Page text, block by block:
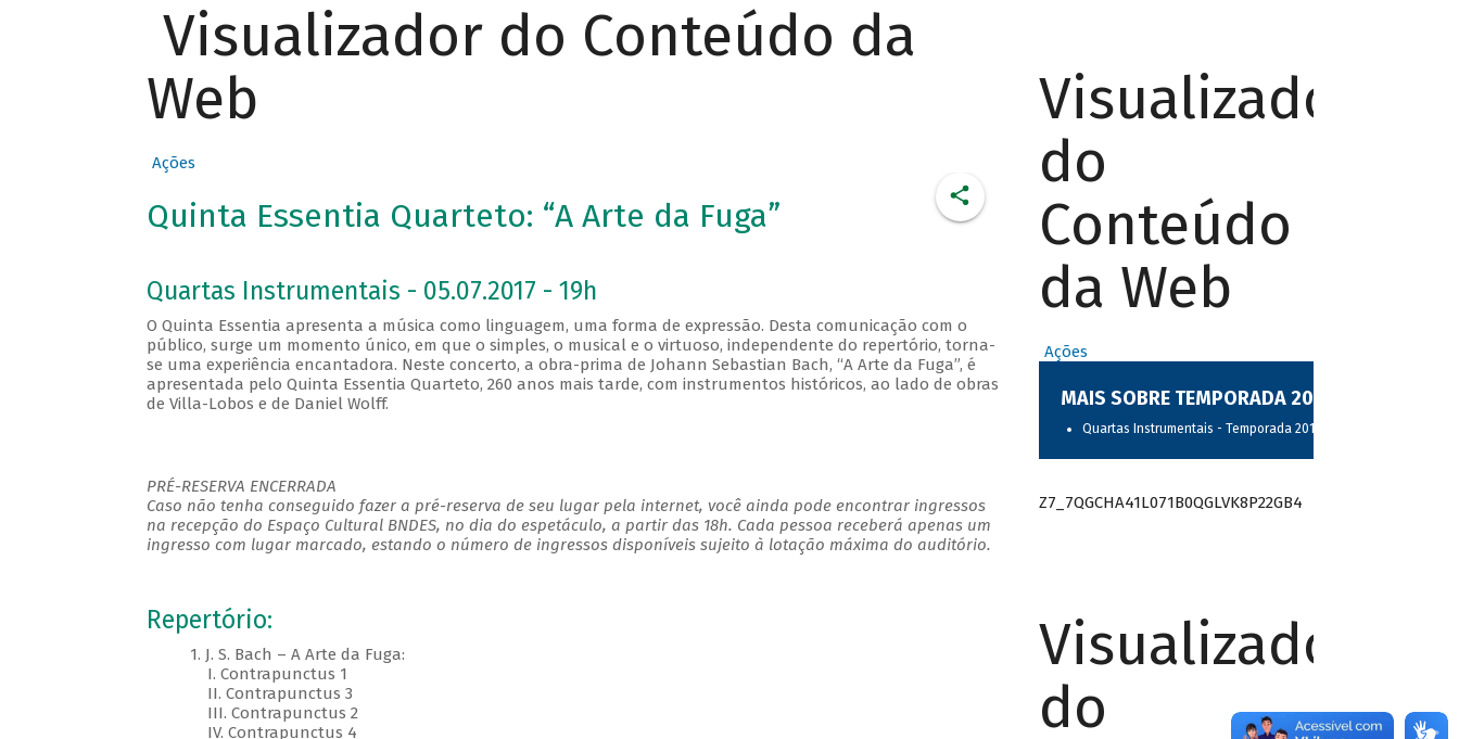
Visualizador do Conteúdo da
Web
Ações
Quinta Essentia Quarteto: “A Arte da Fuga”
Quartas Instrumentais - 05.07.2017 - 19h
O Quinta Essentia apresenta a música como linguagem, uma forma de expressão. Desta comunicação com o
público, surge um momento único, em que o simples, o musical e o virtuoso, independente do repertório, torna-
se uma experiência encantadora. Neste concerto, a obra-prima de Johann Sebastian Bach, “A Arte da Fuga”, é
apresentada pelo Quinta Essentia Quarteto, 260 anos mais tarde, com instrumentos históricos, ao lado de obras
de Villa-Lobos e de Daniel Wolff.
PRÉ-RESERVA ENCERRADA
Caso não tenha conseguido fazer a pré-reserva de seu lugar pela internet, você ainda pode encontrar ingressos
na recepção do Espaço Cultural BNDES, no dia do espetáculo, a partir das 18h. Cada pessoa receberá apenas um
ingresso com lugar marcado, estando o número de ingressos disponíveis sujeito à lotação máxima do auditório.
Repertório:
1. J. S. Bach – A Arte da Fuga:
I. Contrapunctus 1
II. Contrapunctus 3
III. Contrapunctus 2
IV. Contrapunctus 4
Visualizador
do
Conteúdo
da Web
Ações
MAIS SOBRE TEMPORADA 2017
Quartas Instrumentais - Temporada 2017
Z7_7QGCHA41L071B0QGLVK8P22GB4
Visualizador
do